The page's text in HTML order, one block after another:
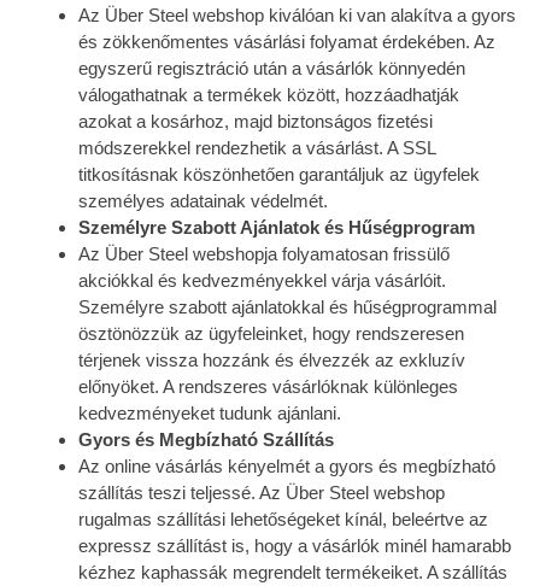
Az Über Steel webshop kiválóan ki van alakítva a gyors
és zökkenőmentes vásárlási folyamat érdekében. Az
egyszerű regisztráció után a vásárlók könnyedén
válogathatnak a termékek között, hozzáadhatják
azokat a kosárhoz, majd biztonságos fizetési
módszerekkel rendezhetik a vásárlást. A SSL
titkosításnak köszönhetően garantáljuk az ügyfelek
személyes adatainak védelmét.
Személyre Szabott Ajánlatok és Hűségprogram
Az Über Steel webshopja folyamatosan frissülő
akciókkal és kedvezményekkel várja vásárlóit.
Személyre szabott ajánlatokkal és hűségprogrammal
ösztönözzük az ügyfeleinket, hogy rendszeresen
térjenek vissza hozzánk és élvezzék az exkluzív
előnyöket. A rendszeres vásárlóknak különleges
kedvezményeket tudunk ajánlani.
Gyors és Megbízható Szállítás
Az online vásárlás kényelmét a gyors és megbízható
szállítás teszi teljessé. Az Über Steel webshop
rugalmas szállítási lehetőségeket kínál, beleértve az
expressz szállítást is, hogy a vásárlók minél hamarabb
kézhez kaphassák megrendelt termékeiket. A szállítás